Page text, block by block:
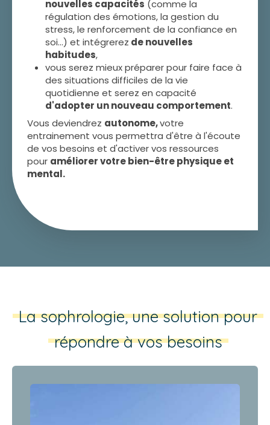
nouvelles capacités (comme la
régulation des émotions, la gestion du
stress, le renforcement de la confiance en
soi...) et intégrerez de nouvelles
habitudes,
vous serez mieux préparer pour faire face à
des situations difficiles de la vie
quotidienne et serez en capacité
d'adopter un nouveau comportement.
Vous deviendrez autonome,votre
entrainement vous permettra d'être à l'écoute
de vos besoins et d'activer vos ressources
pour améliorer votre bien-être physique et
mental.
La sophrologie, une solution pour
répondre à vos besoins